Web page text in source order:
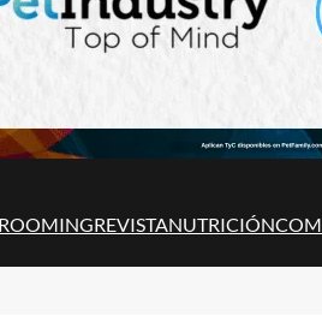
REVISTANUTRICIÓN